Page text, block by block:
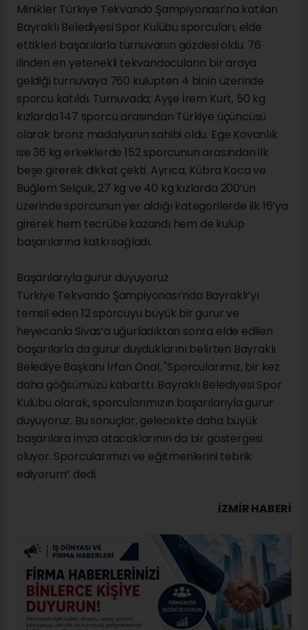
Minikler Türkiye Tekvando Şampiyonası’na katılan
Bayraklı Belediyesi Spor Kulübü sporcuları, elde
ettikleri başarılarla turnuvanın gözdesi oldu. 76
ilinden en yetenekli tekvandocuların bir araya
geldiği turnuvaya 760 kulüpten 4 binin üzerinde
sporcu katıldı. Turnuvada; Ayşe İrem Kurt, 50 kg
kızlarda 147 sporcu arasından Türkiye üçüncüsü
olarak bronz madalyanın sahibi oldu. Ege Kovanlık
ise 36 kg erkeklerde 152 sporcunun arasından ilk
beşe girerek dikkat çekti. Ayrıca, Kübra Koca ve
Buğlem Selçuk, 27 kg ve 40 kg kızlarda 200’ün
üzerinde sporcunun yer aldığı kategorilerde ilk 16’ya
girerek hem tecrübe kazandı hem de kulüp
başarılarına katkı sağladı.
Başarılarıyla gurur duyuyoruz
Türkiye Tekvando Şampiyonası’nda Bayraklı’yı
temsil eden 12 sporcuyu büyük bir gurur ve
heyecanla Sivas’a uğurladıktan sonra elde edilen
başarılarla da gurur duyduklarını belirten Bayraklı
Belediye Başkanı İrfan Önal, "Sporcularımız, bir kez
daha göğsümüzü kabarttı. Bayraklı Belediyesi Spor
Kulübü olarak, sporcularımızın başarılarıyla gurur
duyuyoruz. Bu sonuçlar, gelecekte daha büyük
başarılara imza atacaklarının da bir göstergesi
oluyor. Sporcularımızı ve eğitmenlerini tebrik
ediyorum” dedi.
İZMIR HABERİ